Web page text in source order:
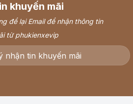
khuyến mãi
để lại Email để nhận thông tin
từ phukienxevip